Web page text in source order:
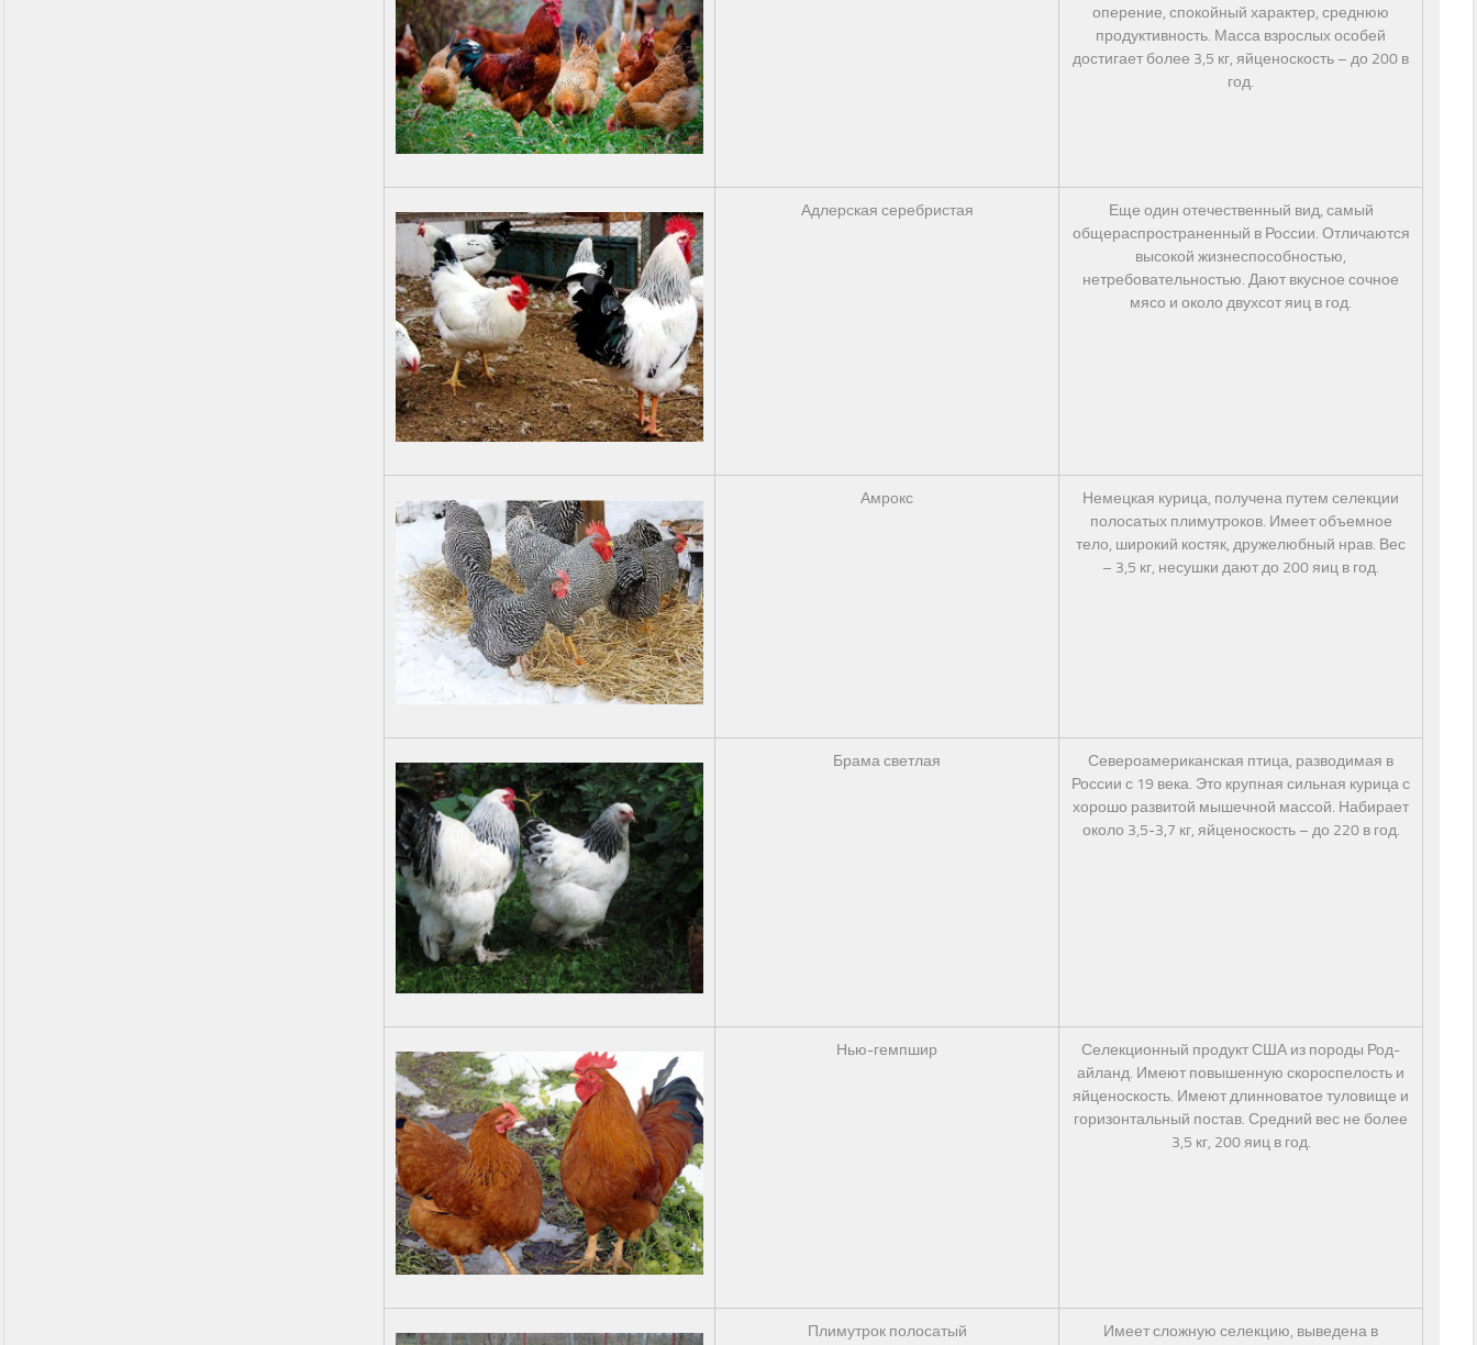
оперение, спокойный характер, среднюю
продуктивность. Масса взрослых особей
достигает более 3,5 кг, яйценоскость – до 200 в
год.
Адлерская серебристая
Еще один отечественный вид, самый
общераспространенный в России. Отличаются
высокой жизнеспособностью,
нетребовательностью. Дают вкусное сочное
мясо и около двухсот яиц в год.
Амрокс
Немецкая курица, получена путем селекции
полосатых плимутроков. Имеет объемное
тело, широкий костяк, дружелюбный нрав. Вес
– 3,5 кг, несушки дают до 200 яиц в год.
Брама светлая
Североамериканская птица, разводимая в
России с 19 века. Это крупная сильная курица с
хорошо развитой мышечной массой. Набирает
около 3,5-3,7 кг, яйценоскость – до 220 в год.
Нью-гемпшир
Селекционный продукт США из породы Род-
айланд. Имеют повышенную скороспелость и
яйценоскость. Имеют длинноватое туловище и
горизонтальный постав. Средний вес не более
3,5 кг, 200 яиц в год.
Плимутрок полосатый Имеет сложную селекцию, выведена в